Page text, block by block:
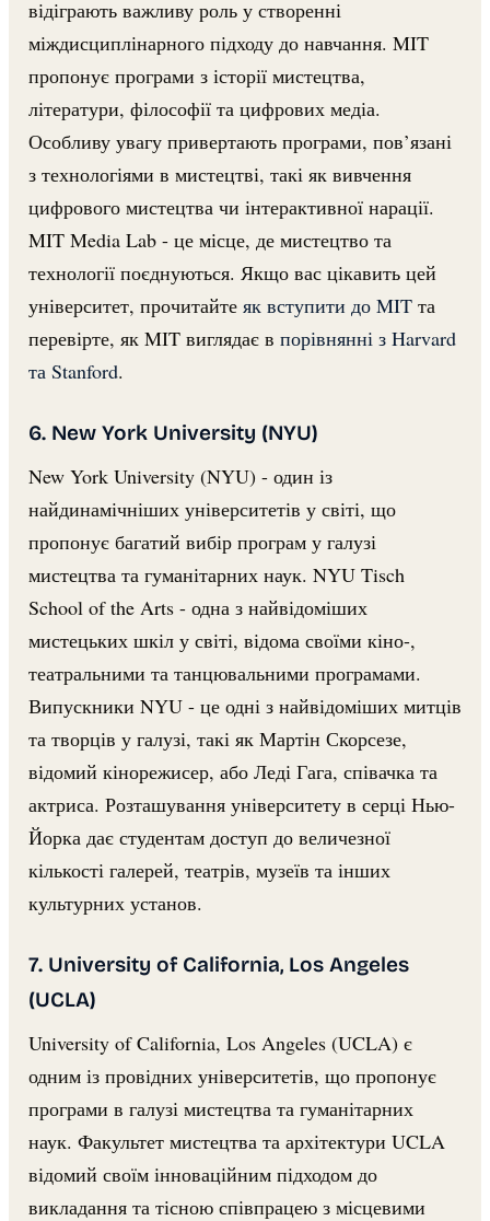
відіграють важливу роль у створенні
міждисциплінарного підходу до навчання. MIT
пропонує програми з історії мистецтва,
літератури, філософії та цифрових медіа.
Особливу увагу привертають програми, пов’язані
з технологіями в мистецтві, такі як вивчення
цифрового мистецтва чи інтерактивної нарації.
MIT Media Lab - це місце, де мистецтво та
технології поєднуються. Якщо вас цікавить цей
університет, прочитайте як вступити до MIT та
перевірте, як MIT виглядає в порівнянні з Harvard
та Stanford.
6. New York University (NYU)
New York University (NYU) - один із
найдинамічніших університетів у світі, що
пропонує багатий вибір програм у галузі
мистецтва та гуманітарних наук. NYU Tisch
School of the Arts - одна з найвідоміших
мистецьких шкіл у світі, відома своїми кіно-,
театральними та танцювальними програмами.
Випускники NYU - це одні з найвідоміших митців
та творців у галузі, такі як Мартін Скорсезе,
відомий кінорежисер, або Леді Гага, співачка та
актриса. Розташування університету в серці Нью-
Йорка дає студентам доступ до величезної
кількості галерей, театрів, музеїв та інших
культурних установ.
7. University of California, Los Angeles
(UCLA)
University of California, Los Angeles (UCLA) є
одним із провідних університетів, що пропонує
програми в галузі мистецтва та гуманітарних
наук. Факультет мистецтва та архітектури UCLA
відомий своїм інноваційним підходом до
викладання та тісною співпрацею з місцевими